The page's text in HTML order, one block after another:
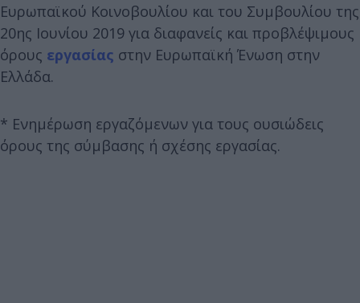
Ευρωπαϊκού Κοινοβουλίου και του Συμβουλίου της
20ης Ιουνίου 2019 για διαφανείς και προβλέψιμους
όρους εργασίας στην Ευρωπαϊκή Ένωση στην
Ελλάδα.
* Ενημέρωση εργαζόμενων για τους ουσιώδεις
όρους της σύμβασης ή σχέσης εργασίας.